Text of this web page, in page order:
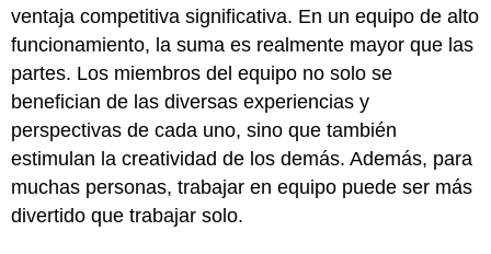
ventaja competitiva significativa. En un equipo de alto
funcionamiento, la suma es realmente mayor que las
partes. Los miembros del equipo no solo se
benefician de las diversas experiencias y
perspectivas de cada uno, sino que también
estimulan la creatividad de los demás. Además, para
muchas personas, trabajar en equipo puede ser más
divertido que trabajar solo.